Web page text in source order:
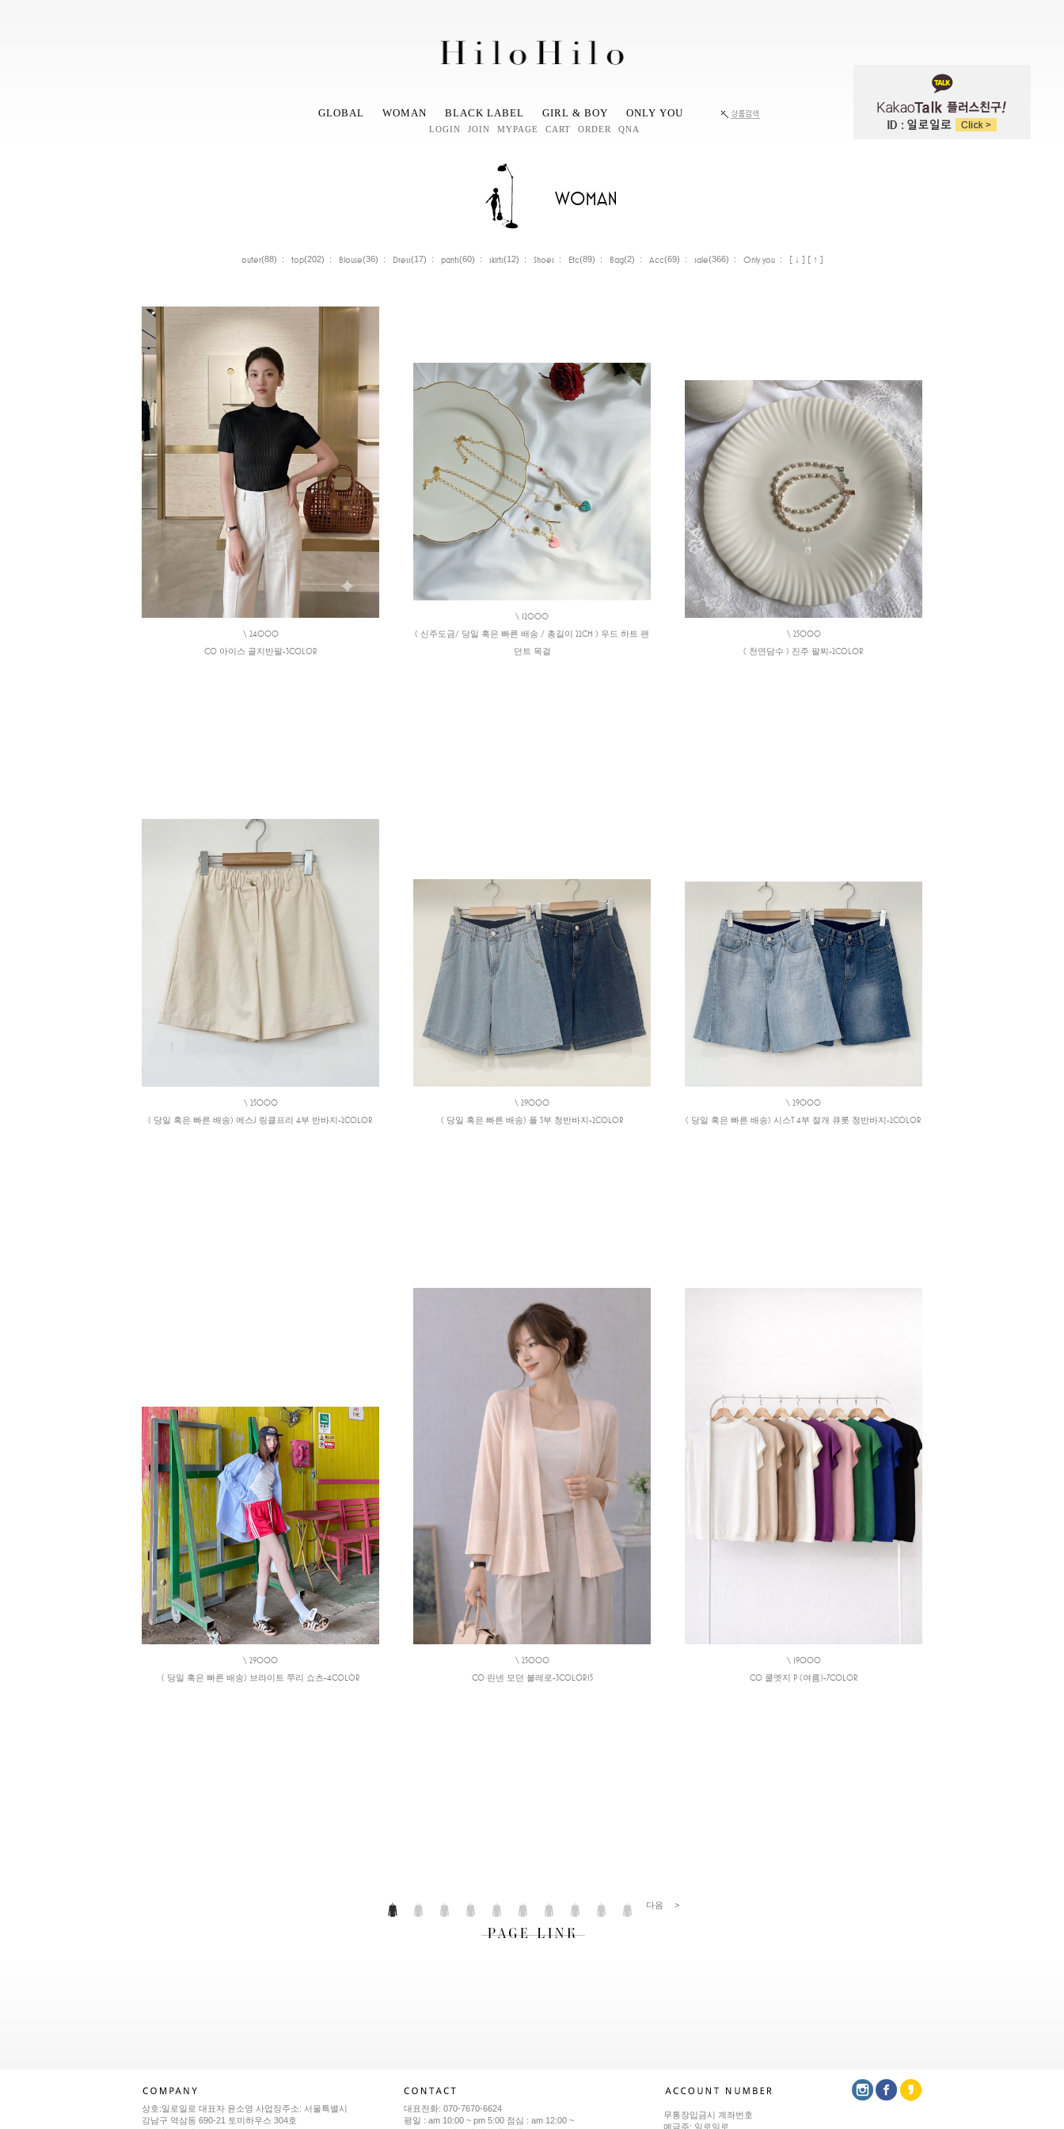
GLOBAL WOMAN BLACK LABEL GIRL & BOY ONLY YOU
LOGIN JOIN MYPAGE CART ORDER QNA
WOMAN
outer(88) : top(202) : Blouse(36) : Dress(17) : pants(60) : skirts(12) : Shoes: Etc(89) : Bag(2) : Acc(69) : sale(366) : Only you: [ ↓ ] [ ↑ ]
\ 24000
CO 아이스 골지반팔-3COLOR
\ 12000
( 신주도금/ 당일 혹은 빠른 배송 / 총길이 22CM ) 우드 하트 팬
던트 목걸
\ 25000
( 천연담수 ) 진주 팔찌-2COLOR
\ 25000
( 당일 혹은 빠른 배송) 에스J 링클프리 4부 반바지-2COLOR
\ 29000
( 당일 혹은 빠른 배송) 폴 5부 청반바지-2COLOR
\ 29000
( 당일 혹은 빠른 배송) 시스T 4부 절개 큐롯 청반바지-2COLOR
\ 29000
( 당일 혹은 빠른 배송) 브라이트 쭈리 쇼츠-4COLOR
\ 25000
CO 린넨 모던 볼레로-3COLOR15
\ 19000
CO 쿨엣지 P (여름)-7COLOR
다음 >
상호:일로일로 대표자 윤소영 사업장주소: 서울특별시
강남구 역삼동 690-21 토미하우스 304호
대표전화: 070-7670-6624
평일 : am 10:00 ~ pm 5:00 점심 : am 12:00 ~
무통장입금시 계좌번호
예금주: 일로일로